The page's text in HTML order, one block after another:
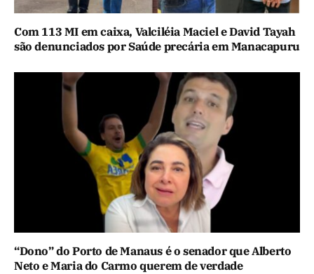
Com 113 MI em caixa, Valciléia Maciel e David Tayah
são denunciados por Saúde precária em Manacapuru
“Dono” do Porto de Manaus é o senador que Alberto
Neto e Maria do Carmo querem de verdade